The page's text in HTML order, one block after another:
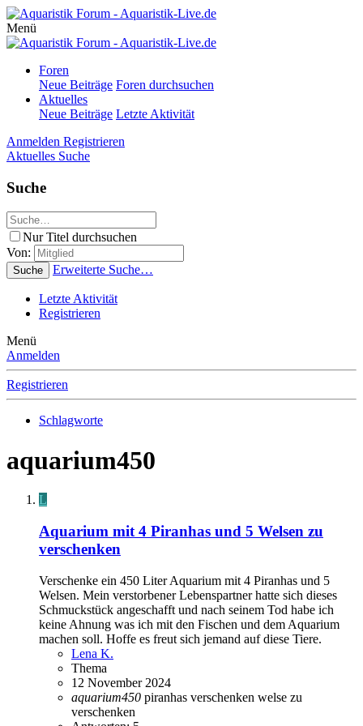
Menü
Foren
Neue Beiträge Foren durchsuchen
Aktuelles
Neue Beiträge Letzte Aktivität
Anmelden Registrieren
Aktuelles Suche
Suche
Nur Titel durchsuchen
Von:
Suche Erweiterte Suche…
Letzte Aktivität
Registrieren
Menü
Anmelden
Registrieren
Schlagworte
aquarium450
L
Aquarium mit 4 Piranhas und 5 Welsen zu
verschenken
Verschenke ein 450 Liter Aquarium mit 4 Piranhas und 5
Welsen. Mein verstorbener Lebenspartner hatte sich dieses
Schmuckstück angeschafft und nach seinem Tod habe ich
keine Ahnung was ich mit den Fischen und dem Aquarium
machen soll. Hoffe es freut sich jemand auf diese Tiere.
Lena K.
Thema
12 November 2024
aquarium450 piranhas verschenken welse zu
verschenken